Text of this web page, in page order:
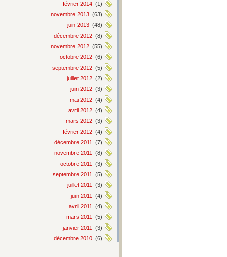
février 2014 (1)
novembre 2013 (63)
juin 2013 (48)
décembre 2012 (8)
novembre 2012 (55)
octobre 2012 (6)
septembre 2012 (5)
juillet 2012 (2)
juin 2012 (3)
mai 2012 (4)
avril 2012 (4)
mars 2012 (3)
février 2012 (4)
décembre 2011
(7)
novembre 2011
(8)
octobre 2011
(3)
septembre 2011
(5)
juillet 2011
(3)
juin 2011
(4)
avril 2011
(4)
mars 2011
(5)
janvier 2011
(3)
décembre 2010 (6)